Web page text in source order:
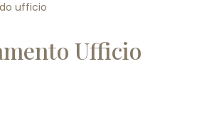
Ufficio